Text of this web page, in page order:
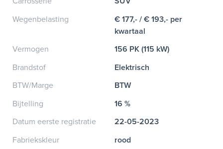
Wegenbelasting
€ 177,- / € 193,- per
kwartaal
Vermogen
156 PK (115 kW)
Brandstof
Elektrisch
BTW/Marge
BTW
Bijtelling
16 %
Datum eerste registratie
22-05-2023
Fabriekskleur
rood